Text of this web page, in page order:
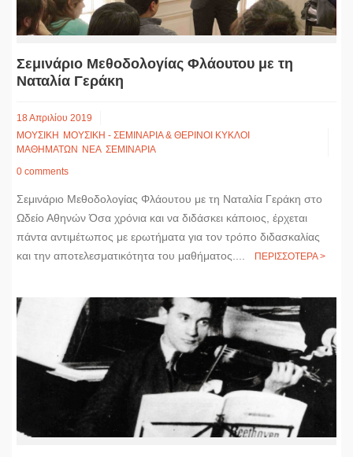
Σεμινάριο Μεθοδολογίας Φλάουτου με τη
Ναταλία Γεράκη
18 Απριλίου 2019
ΜΟΥΣΙΚΗ
ΜΟΥΣΙΚΗ - ΣΕΜΙΝΑΡΙΑ & ΘΕΡΙΝΟΙ ΚΥΚΛΟΙ
ΜΑΘΗΜΑΤΩΝ
ΝΕΑ ΣΕΜΙΝΑΡΙΑ
0 comments
Σεμινάριο Μεθοδολογίας Φλάουτου με τη Ναταλία Γεράκη στο
Ωδείο Αθηνών Όσα χρόνια και να διδάσκει κάποιος, έρχεται
πάντα αντιμέτωπος με ερωτήματα για τον τρόπο διδασκαλίας
και την αποτελεσματικότητα του μαθήματος....
ΠΕΡΙΣΣΟΤΕΡΑ >